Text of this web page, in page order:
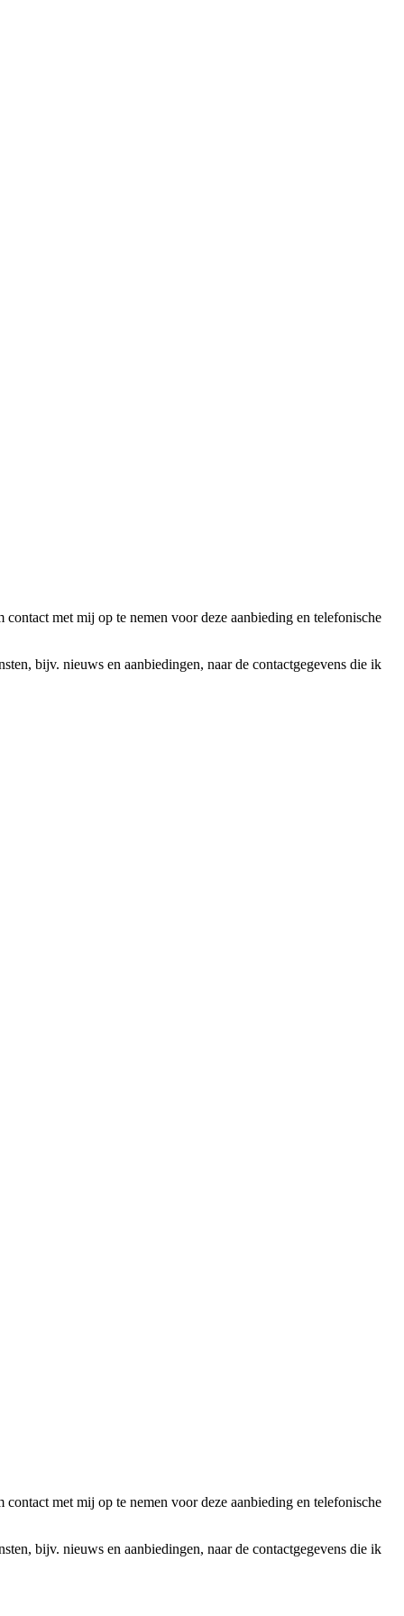
met mij op te nemen voor deze aanbieding en telefonische
bijv. nieuws en aanbiedingen, naar de contactgegevens die ik
met mij op te nemen voor deze aanbieding en telefonische
bijv. nieuws en aanbiedingen, naar de contactgegevens die ik